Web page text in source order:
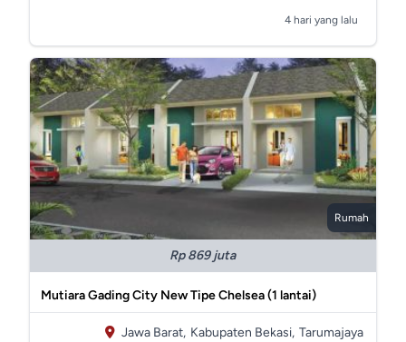
4 hari yang lalu
Rumah
Rp 869 juta
Mutiara Gading City New Tipe Chelsea (1 lantai)
Jawa Barat, Kabupaten Bekasi, Tarumajaya